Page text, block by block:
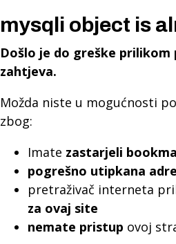
mysqli object is
Došlo je do greške prilikom
zahtjeva.
Možda niste u mogućnosti
zbog:
Imate zastarjeli
pogrešno utipkana
pretraživač interneta
za ovaj site
nemate pristup ovoj